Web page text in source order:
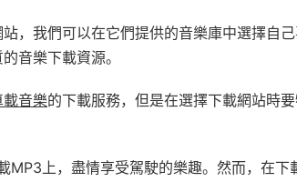
，我們可以在它們提供的音樂庫中選擇自己
音樂下載資源。
載音樂的下載服務，但是在選擇下載網站時
MP3上，盡情享受駕駛的樂趣。然而，在下